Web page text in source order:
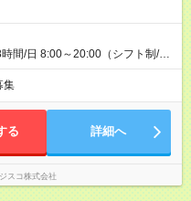
間/日 8:00～20:00（シフト制/実
第では週4も有り） ※配達状況に
り ※案件により多少の前後あり
集
る 詳細へ
スコ株式会社